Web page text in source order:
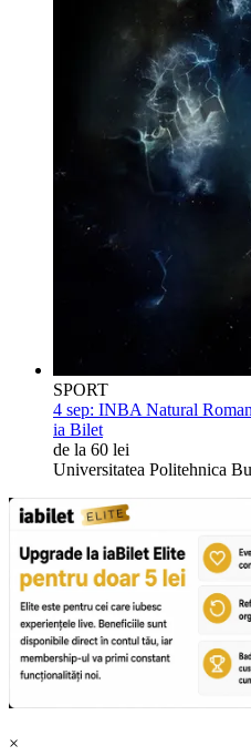
SPORT
4 sep: INBA Natural
ia Bilet
de la 60 lei
Universitatea Politehnica
×